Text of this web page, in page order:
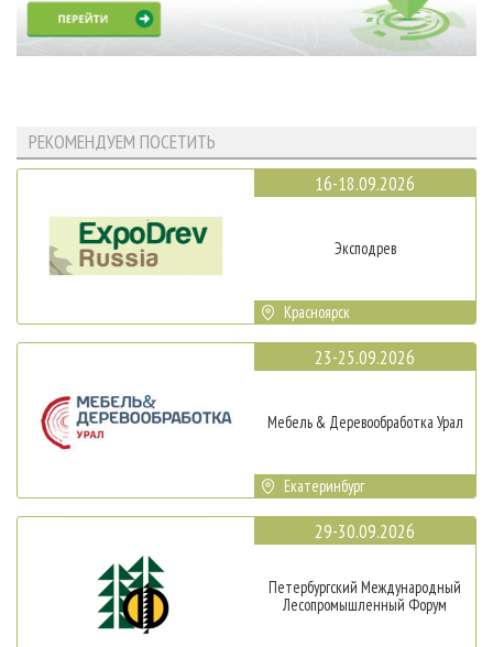
РЕКОМЕНДУЕМ ПОСЕТИТЬ
16-18.09.2026
Эксподрев
Красноярск
23-25.09.2026
Мебель & Деревообработка Урал
Екатеринбург
29-30.09.2026
Петербургский Международный
Лесопромышленный Форум